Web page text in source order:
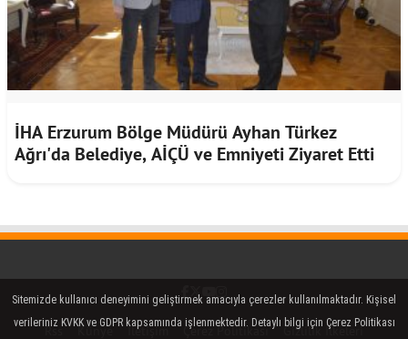
İHA Erzurum Bölge Müdürü Ayhan Türkez
Ağrı'da Belediye, AİÇÜ ve Emniyeti Ziyaret Etti
Facebook
Twitter (X)
YouTube
Instagram
Rss Künye İletişim Çerez Politikası Gizlilik İlkeleri
Sitemizde kullanıcı deneyimini geliştirmek amacıyla çerezler kullanılmaktadır. Kişisel
verileriniz KVKK ve GDPR kapsamında işlenmektedir. Detaylı bilgi için Çerez Politikası